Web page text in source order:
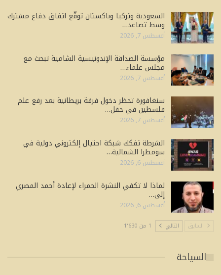
السعودية وتركيا وباكستان توقّع اتفاق دفاع مشترك
وسط تصاعد…
أغسطس 7, 2026
مؤسسة الصداقة الإندونيسية الشامية تبحث مع
مجلس علماء…
أغسطس 7, 2026
سنغافورة تحظر دخول فرقة بريطانية بعد رفع علم
فلسطين في حفل…
أغسطس 7, 2026
الشرطة تفكك شبكة احتيال إلكتروني دولية في
سومطرا الشمالية…
أغسطس 6, 2026
لماذا لا تكفي النشرة الحمراء لإعادة أحمد المصري
إلى…
أغسطس 6, 2026
السابق التالي 1 من 1٬630
السياحة